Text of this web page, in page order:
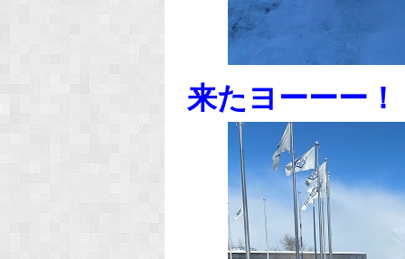
来たヨーーー！